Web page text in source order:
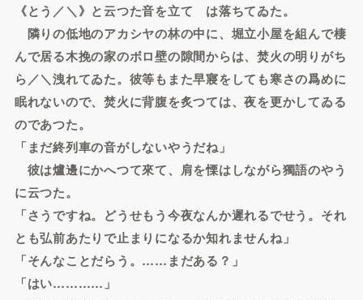
《とう／＼》と云つた音を立てゝは落ちてゐた。
隣りの低地のアカシヤの林の中に、堀立小屋を組んで棲
んで居る木挽の家のボロ壁の隙間からは、焚火の明りがち
ら／＼洩れてゐた。彼等もまた早寢をしても寒さの爲めに
眠れないので、焚火に背腹を炙つては、夜を更かしてゐる
のであつた。
「まだ終列車の音がしないやうだね」
彼は爐邊にかへつて來て、肩を慄はしながら獨語のやう
に云つた。
「さうですね。どうせもう今夜なんか遲れるでせう。それ
とも弘前あたりで止まりになるか知れませんね」
「そんなことだらう。……まだある？」
「はい…………」